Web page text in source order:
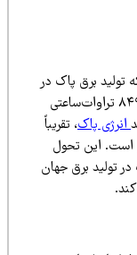
تولید برق پاک در
جهش ۸۸۷ تراوات‌ساعتی، از رشد ۸۴۹ تراوات‌ساعتی
پاک، تقریباً
این تحول
برق جهان